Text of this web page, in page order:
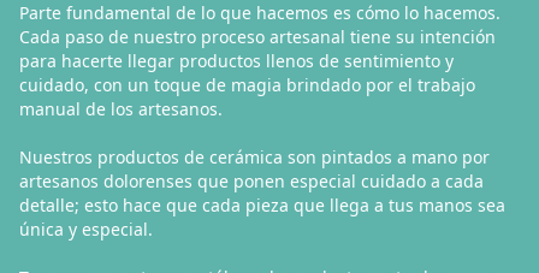
Parte fundamental de lo que hacemos es cómo lo hacemos.
Cada paso de nuestro proceso artesanal tiene su intención
para hacerte llegar productos llenos de sentimiento y
cuidado, con un toque de magia brindado por el trabajo
manual de los artesanos.
Nuestros productos de cerámica son pintados a mano por
artesanos dolorenses que ponen especial cuidado a cada
detalle; esto hace que cada pieza que llega a tus manos sea
única y especial.